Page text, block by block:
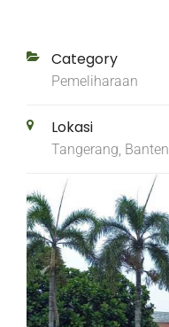
Category
Pemeliharaan
Lokasi
Tangerang, Banten